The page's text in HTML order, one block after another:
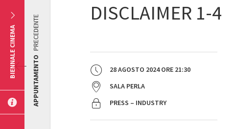
DISCLAIMER 1-4
28 AGOSTO 2024ORE 21:30
SALA PERLA
PRESS – INDUSTRY
APPUNTAMENTO
PRECEDENTE
BIENNALE CINEMA